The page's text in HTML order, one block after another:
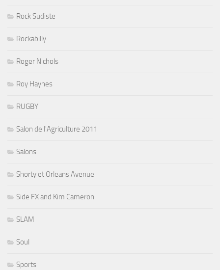
Rock Sudiste
Rockabilly
Roger Nichols
Roy Haynes
RUGBY
Salon de l'Agriculture 2011
Salons
Shorty et Orleans Avenue
Side FX and Kim Cameron
SLAM
Soul
Sports